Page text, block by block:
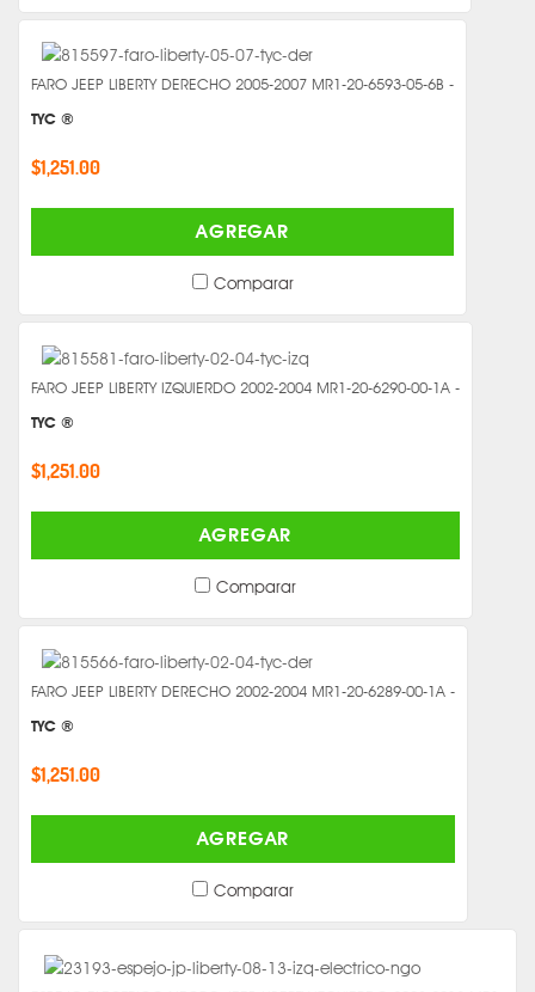
FARO JEEP LIBERTY DERECHO 2005-2007 MR1-20-6593-05-6B -
TYC ®
$1,251.00
AGREGAR
Comparar
FARO JEEP LIBERTY IZQUIERDO 2002-2004 MR1-20-6290-00-1A -
TYC ®
$1,251.00
AGREGAR
Comparar
FARO JEEP LIBERTY DERECHO 2002-2004 MR1-20-6289-00-1A -
TYC ®
$1,251.00
AGREGAR
Comparar